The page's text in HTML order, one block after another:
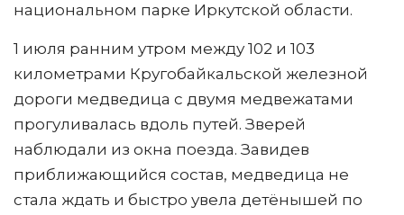
национальном парке Иркутской области.
1 июля ранним утром между 102 и 103
километрами Кругобайкальской железной
дороги медведица с двумя медвежатами
прогуливалась вдоль путей. Зверей
наблюдали из окна поезда. Завидев
приближающийся состав, медведица не
стала ждать и быстро увела детёнышей по